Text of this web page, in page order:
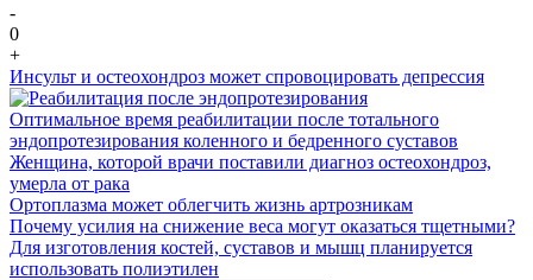
-
0
+
Инсульт и остеохондроз может спровоцировать депрессия
Оптимальное время реабилитации после тотального
эндопротезирования коленного и бедренного суставов
Женщина, которой врачи поставили диагноз остеохондроз,
умерла от рака
Ортоплазма может облегчить жизнь артрозникам
Почему усилия на снижение веса могут оказаться тщетными?
Для изготовления костей, суставов и мышц планируется
использовать полиэтилен